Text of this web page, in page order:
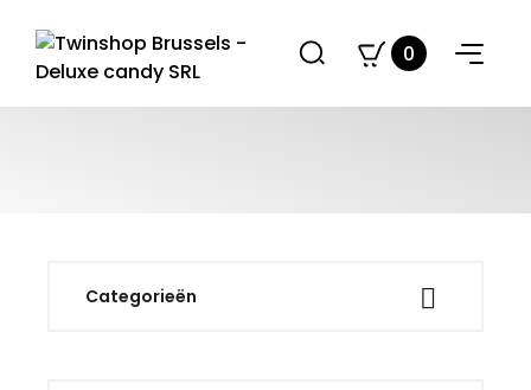
0
Categorieën 